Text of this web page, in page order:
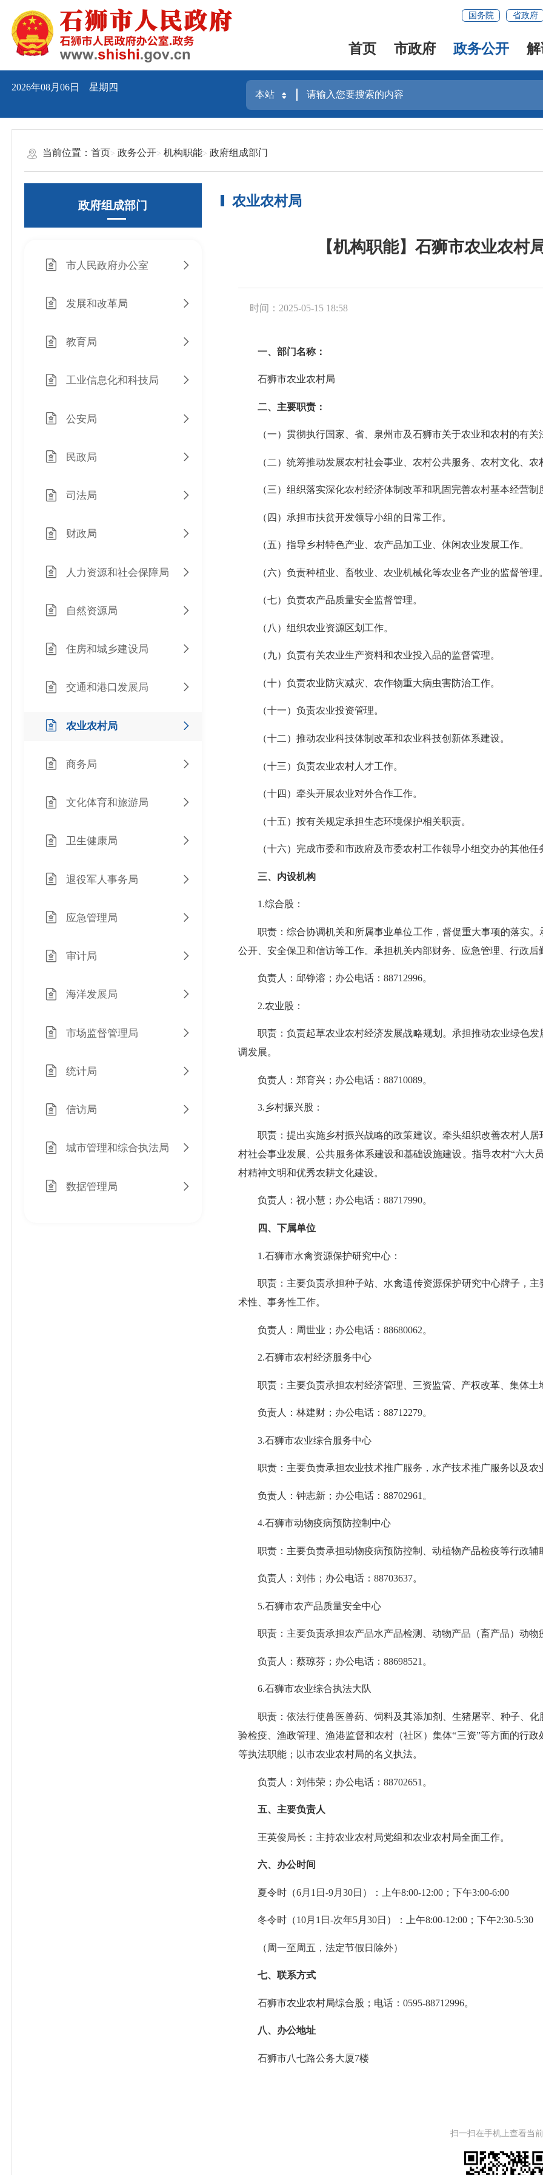
国务院 省政府
首页 市政府 政务公开
2026年08月06日 星期四
当前位置：首页 政务公开 机构职能 政府组成部门
政府组成部门
市人民政府办公室
发展和改革局
教育局
工业信息化和科技局
公安局
民政局
司法局
财政局
人力资源和社会保障局
自然资源局
住房和城乡建设局
交通和港口发展局
农业农村局
商务局
文化体育和旅游局
卫生健康局
退役军人事务局
应急管理局
审计局
海洋发展局
市场监督管理局
统计局
信访局
城市管理和综合执法局
数据管理局
农业农村局
【机构职能】石狮市农业农村
时间：2025-05-15 18:58
一、部门名称：
石狮市农业农村局
二、主要职责：
（一）贯彻执行国家、省、泉州市及石狮市关于农业和农村的有关
（二）统筹推动发展农村社会事业、农村公共服务、农村文化、农
（三）组织落实深化农村经济体制改革和巩固完善农村基本经营制
（ 四 ）承担市扶贫开发领导小组的日常工作。
（五）指导乡村特色产业、农产品加工业、休闲农业发展工作。
（六）负责种植业、畜牧业、农业机械化等农业各产业的监督管理
（七）负责农产品质量安全监督管理。
（ 八 ）组织农业资源区划工作。
（九）负责有关农业生产资料和农业投入品的监督管理。
（十）负责农业防灾减灾、农作物重大病虫害防治工作。
（十一）负责农业投资管理。
（十二 ）推动农业科技体制改革和农业科技创新体系建设。
（十三） 负责农业农村人才工作。
（十四 ）牵头开展农业对外合作工作。
（十五） 按有关规定承担生态环境保护相关职责。
（十六） 完成市委和市政府及市委农村工作领导小组交办的其他任
三、内设机构
1.综合股：
职责：综合协调机关和所属事业单位工作，督促重大事项的落实。
公开、安全保卫和信访等工作。承担机关内部财务、应急管理、行政后
负责人：邱铮溶；办公电话： 88712996。
2.农业股：
职责：负责起草农业农村经济发展战略规划。承担推动农业绿色发
调发展。
负责人：郑育兴；办公电话： 88710089。
3.乡村振兴股：
职责：提出实施乡村振兴战略的政策建议。牵头组织改善农村人居
村社会事业发展、公共服务体系建设和基础设施建设。指导农村“六大
村精神文明和优秀农耕文化建设。
负责人：祝小慧；办公电话： 88717990。
四、下属单位
1.石狮市水禽资源保护研究中心：
职责：主要负责承担种子站、水禽遗传资源保护研究中心牌子，主
术性、事务性工作。
负责人：周世业；办公电话： 88680062。
2.石狮市农村经济服务中心
职责：主要负责承担农村经济管理、三资监管、产权改革、集体土
负责人：林建财；办公电话： 88712279。
3.石狮市农业综合服务中心
职责：主要负责承担农业技术推广服务，水产技术推广服务以及农
负责人：钟志新；办公电话： 88702961 。
4.石狮市动物疫病预防控制中心
职责：主要负责承担动物疫病预防控制、动植物产品检疫等行政辅
负责人：刘伟；办公电话： 88703637。
5.石狮市农产品质量安全中心
职责：主要负责承担农产品水产品检测、动物产品（畜产品）动物
负责人：蔡琼芬；办公电话： 88698521 。
6.石狮市农业综合执法大队
职责：依法行使兽医兽药、饲料及其添加剂、生猪屠宰、种子、
验检疫、渔政管理、渔港监督和农村（社区）集体“三资”等方面的行
等执法职能；以市农业农村局的名义执法。
负责人：刘伟荣；办公电话： 88702651 。
五、主要负责人
王英俊局长：主持农业农村局党组和农业农村局全面工作。
六、办公时间
夏令时（6月1日-9月30日） ：上午8:00-12:00； 下午3:00-6:00
冬令时（10月1日-次年5月30日）：上午8:00-12:00； 下午2:30-5:30
（周一至周五，法定节假日除外）
七、联系方式
石狮市农业农村局综合股；电话： 0595-88712996。
八、办公地址
石狮市八七路公务大厦7楼
扫一扫在手机上查看当